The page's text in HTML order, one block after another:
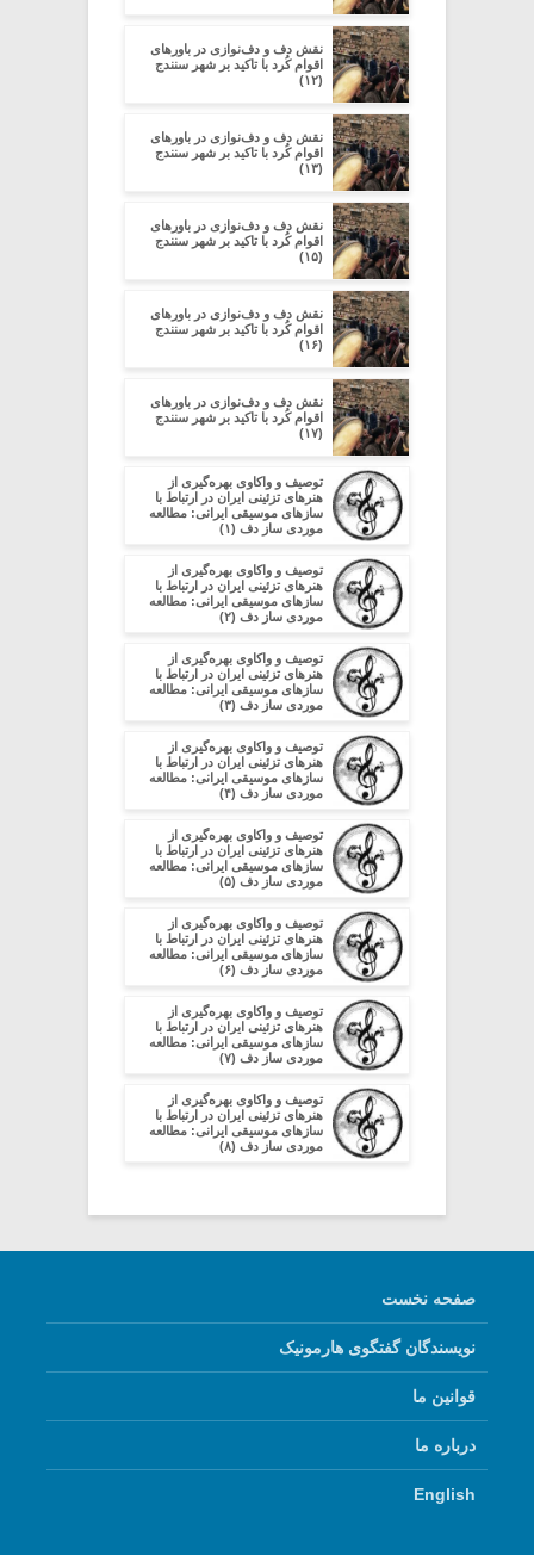
نقش دف و دف‌نوازی در باورهای
اقوام کُرد با تاکید بر شهر سنندج
(۱۲)
نقش دف و دف‌نوازی در باورهای
اقوام کُرد با تاکید بر شهر سنندج
(۱۳)
نقش دف و دف‌نوازی در باورهای
اقوام کُرد با تاکید بر شهر سنندج
(۱۵)
نقش دف و دف‌نوازی در باورهای
اقوام کُرد با تاکید بر شهر سنندج
(۱۶)
نقش دف و دف‌نوازی در باورهای
اقوام کُرد با تاکید بر شهر سنندج
(۱۷)
توصیف و واکاوی بهره‌گیری از
هنرهای تزئینی ایران در ارتباط با
سازهای موسیقی ایرانی: مطالعه
موردی ساز دف (۱)
توصیف و واکاوی بهره‌گیری از
هنرهای تزئینی ایران در ارتباط با
سازهای موسیقی ایرانی: مطالعه
موردی ساز دف (۲)
توصیف و واکاوی بهره‌گیری از
هنرهای تزئینی ایران در ارتباط با
سازهای موسیقی ایرانی: مطالعه
موردی ساز دف (۳)
توصیف و واکاوی بهره‌گیری از
هنرهای تزئینی ایران در ارتباط با
سازهای موسیقی ایرانی: مطالعه
موردی ساز دف (۴)
توصیف و واکاوی بهره‌گیری از
هنرهای تزئینی ایران در ارتباط با
سازهای موسیقی ایرانی: مطالعه
موردی ساز دف (۵)
توصیف و واکاوی بهره‌گیری از
هنرهای تزئینی ایران در ارتباط با
سازهای موسیقی ایرانی: مطالعه
موردی ساز دف (۶)
توصیف و واکاوی بهره‌گیری از
هنرهای تزئینی ایران در ارتباط با
سازهای موسیقی ایرانی: مطالعه
موردی ساز دف (۷)
توصیف و واکاوی بهره‌گیری از
هنرهای تزئینی ایران در ارتباط با
سازهای موسیقی ایرانی: مطالعه
موردی ساز دف (۸)
صفحه نخست
نویسندگان گفتگوی هارمونیک
قوانین ما
درباره ما
English